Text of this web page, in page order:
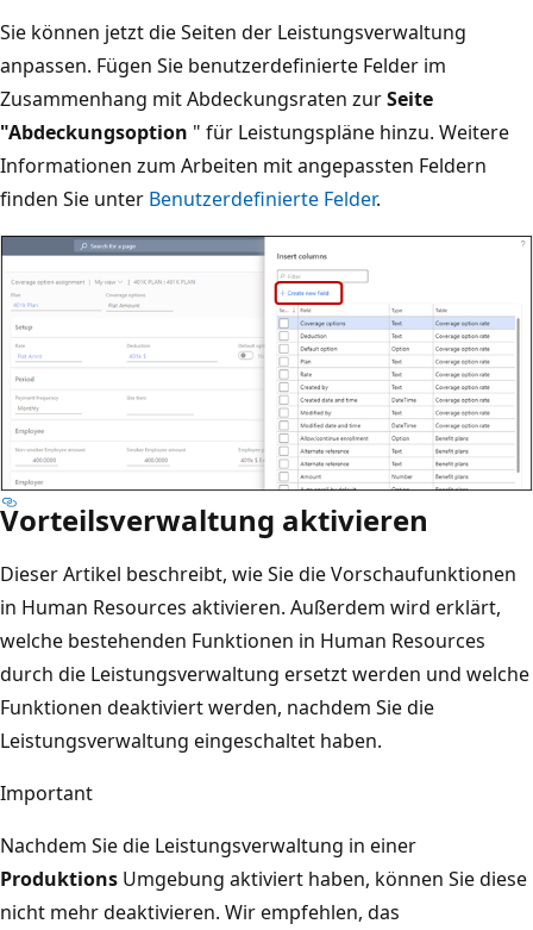
Sie können jetzt die Seiten der Leistungsverwaltung
anpassen. Fügen Sie benutzerdefinierte Felder im
Zusammenhang mit Abdeckungsraten zurSeite
"Abdeckungsoption " für Leistungspläne hinzu. Weitere
Informationen zum Arbeiten mit angepassten Feldern
finden Sie unter Benutzerdefinierte Felder.
Vorteilsverwaltung aktivieren
Dieser Artikel beschreibt, wie Sie die Vorschaufunktionen
in Human Resources aktivieren. Außerdem wird erklärt,
welche bestehenden Funktionen in Human Resources
durch die Leistungsverwaltung ersetzt werden und welche
Funktionen deaktiviert werden, nachdem Sie die
Leistungsverwaltung eingeschaltet haben.
Important
Nachdem Sie die Leistungsverwaltung in einer
Produktions Umgebung aktiviert haben, können Sie diese
nicht mehr deaktivieren. Wir empfehlen, das